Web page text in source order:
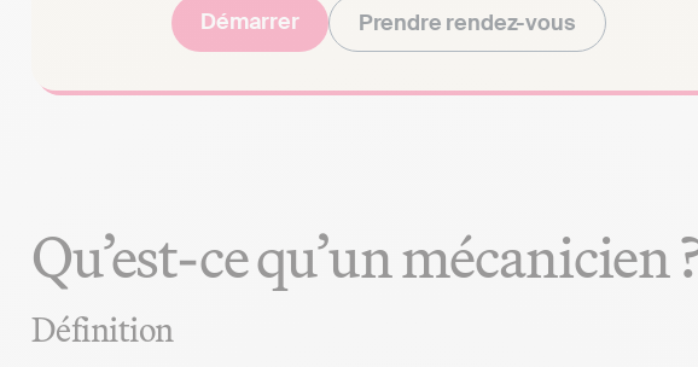
Démarrer Prendre rendez-vous
Qu’est-ce qu’un mécanicien
Définition